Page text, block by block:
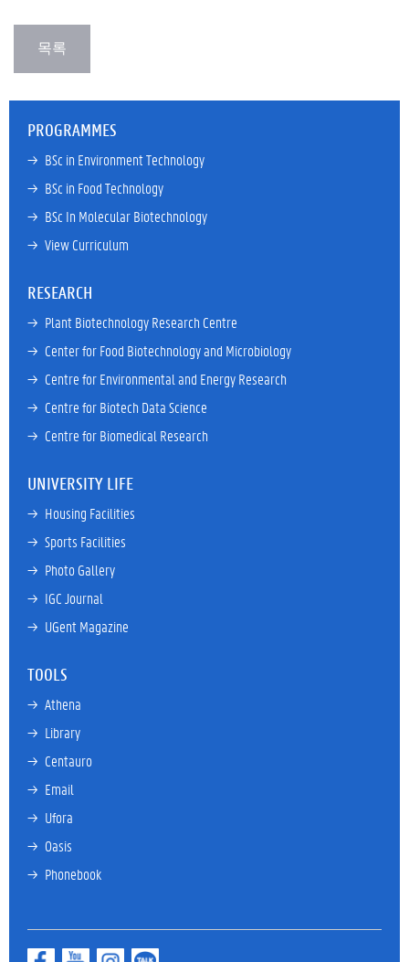
PROGRAMMES
→ BSc in Environment Technology
→ BSc in Food Technology
→ BSc In Molecular Biotechnology
→ View Curriculum
RESEARCH
→ Plant Biotechnology Research Centre
→ Center for Food Biotechnology and Microbiology
→ Centre for Environmental and Energy Research
→ Centre for Biotech Data Science
→ Centre for Biomedical Research
UNIVERSITY LIFE
→ Housing Facilities
→ Sports Facilities
→ Photo Gallery
→ IGC Journal
→ UGent Magazine
TOOLS
→ Athena
→ Library
→ Centauro
→ Email
→ Ufora
→ Oasis
→ Phonebook